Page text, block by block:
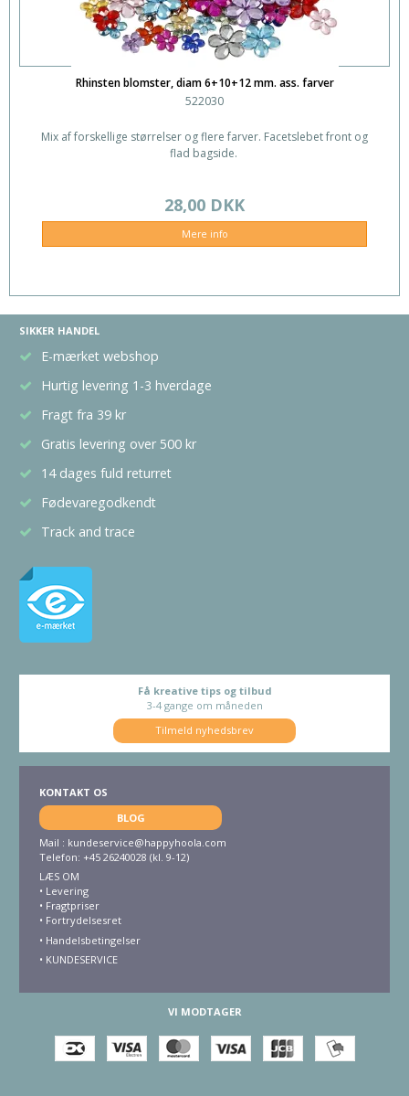
Rhinsten blomster, diam 6+10+12 mm. ass. farver
522030
Mix af forskellige størrelser og flere farver. Facetslebet front og
flad bagside.
28,00 DKK
Mere info
SIKKER HANDEL
E-mærket webshop
Hurtig levering 1-3 hverdage
Fragt fra 39 kr
Gratis levering over 500 kr
14 dages fuld returret
Fødevaregodkendt
Track and trace
Få kreative tips og tilbud
3-4 gange om måneden
Tilmeld nyhedsbrev
KONTAKT OS
BLOG
Mail : kundeservice@happyhoola.com
Telefon: +45 26240028 (kl. 9-12)
LÆS OM
• Levering
• Fragtpriser
• Fortrydelsesret
• Handelsbetingelser
• KUNDESERVICE
VI MODTAGER